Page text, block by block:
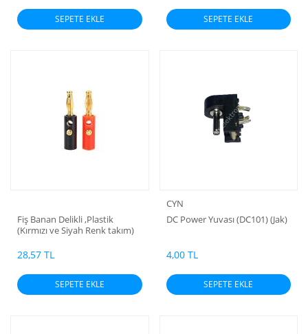
SEPETE EKLE SEPETE EKLE
Fiş Banan Delikli ,Plastik
(Kırmızı ve Siyah Renk takım)
28,57 TL
SEPETE EKLE
CYN
DC Power Yuvası (DC101) (Jak)
4,00 TL
SEPETE EKLE